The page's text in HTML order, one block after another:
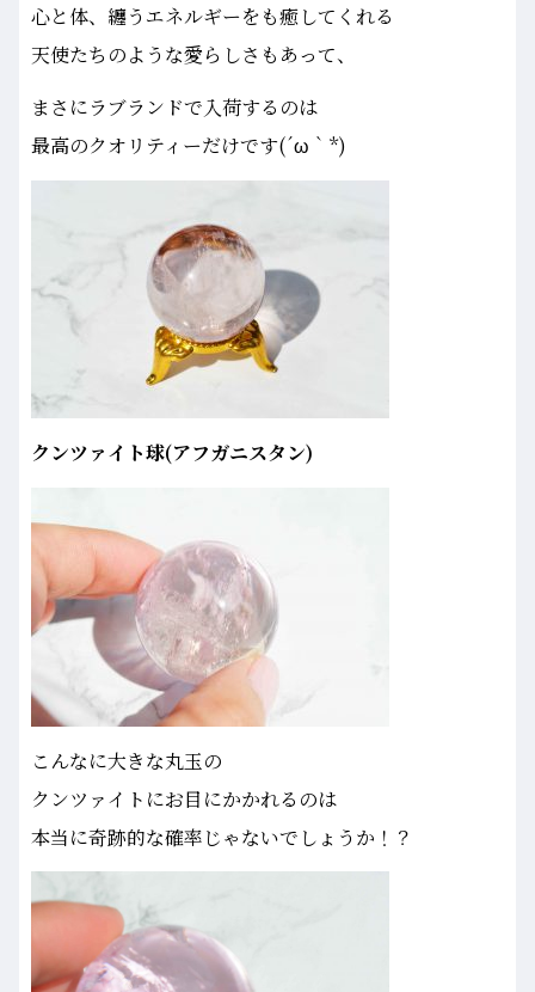
心と体、纏うエネルギーをも癒してくれる
天使たちのような愛らしさもあって、
まさにラブランドで入荷するのは
最高のクオリティーだけです(´ω｀*)
クンツァイト球(アフガニスタン)
こんなに大きな丸玉の
クンツァイトにお目にかかれるのは
本当に奇跡的な確率じゃないでしょうか！？